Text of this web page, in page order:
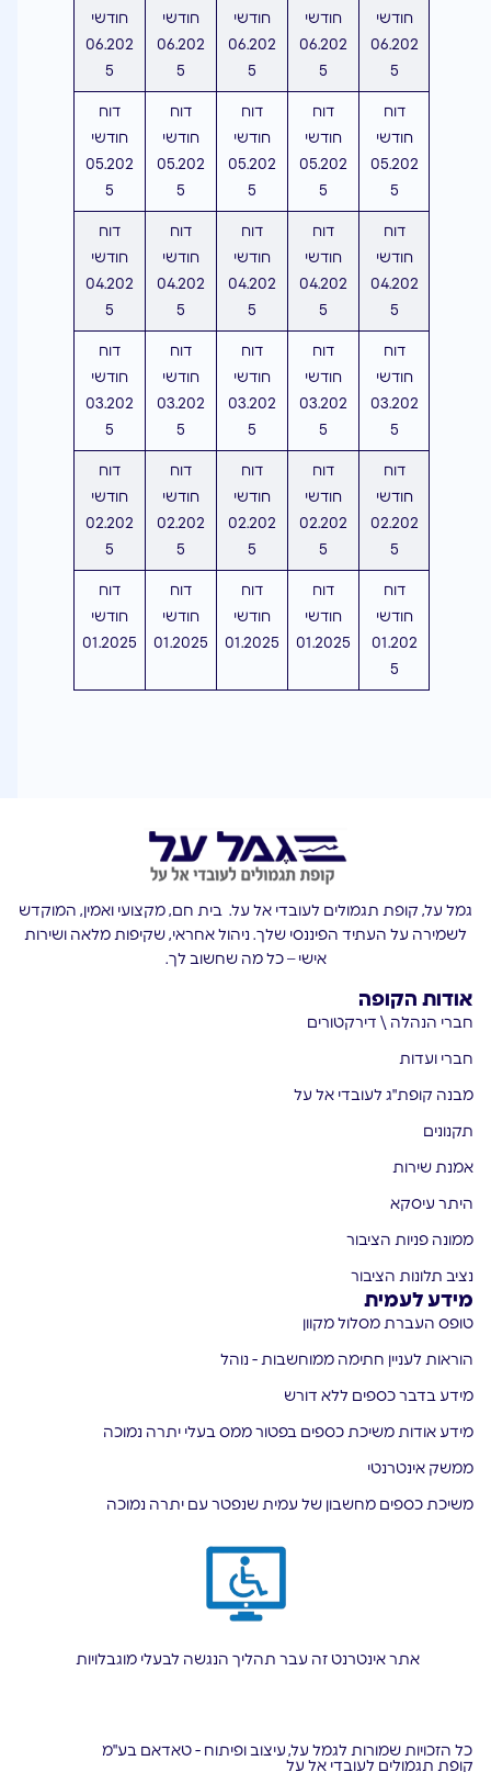
חודשי
06.202
5
חודשי
06.202
5
חודשי
06.202
5
חודשי
06.202
5
חודשי
06.202
5
דוח
חודשי
05.202
5
דוח
חודשי
05.202
5
דוח
חודשי
05.202
5
דוח
חודשי
05.202
5
דוח
חודשי
05.202
5
דוח
חודשי
04.202
5
דוח
חודשי
04.202
5
דוח
חודשי
04.202
5
דוח
חודשי
04.202
5
דוח
חודשי
04.202
5
דוח
חודשי
03.202
5
דוח
חודשי
03.202
5
דוח
חודשי
03.202
5
דוח
חודשי
03.202
5
דוח
חודשי
03.202
5
דוח
חודשי
02.202
5
דוח
חודשי
02.202
5
דוח
חודשי
02.202
5
דוח
חודשי
02.202
5
דוח
חודשי
02.202
5
דוח
חודשי
01.202
5
דוח
חודשי
01.2025
דוח
חודשי
01.2025
דוח
חודשי
01.2025
דוח
חודשי
01.2025
גמל על, קופת תגמולים לעובדי אל על. בית חם, מקצועי ואמין, המוקדש
לשמירה על העתיד הפיננסי שלך. ניהול אחראי, שקיפות מלאה ושירות
אישי – כל מה שחשוב לך.
אודות הקופה
חברי הנהלה \ דירקטורים
חברי ועדות
מבנה קופת"ג לעובדי אל על
תקנונים
אמנת שירות
היתר עיסקא
ממונה פניות הציבור
נציב תלונות הציבור
מידע לעמית
טופס העברת מסלול מקוון
הוראות לעניין חתימה ממוחשבות - נוהל
מידע בדבר כספים ללא דורש
מידע אודות משיכת כספים בפטור ממס בעלי יתרה נמוכה
ממשק אינטרנטי
משיכת כספים מחשבון של עמית שנפטר עם יתרה נמוכה
אתר אינטרנט זה עבר תהליך הנגשה לבעלי מוגבלויות
כל הזכויות שמורות לגמל על,
קופת תגמולים לעובדי אל על
עיצוב ופיתוח - טאדאם בע"מ